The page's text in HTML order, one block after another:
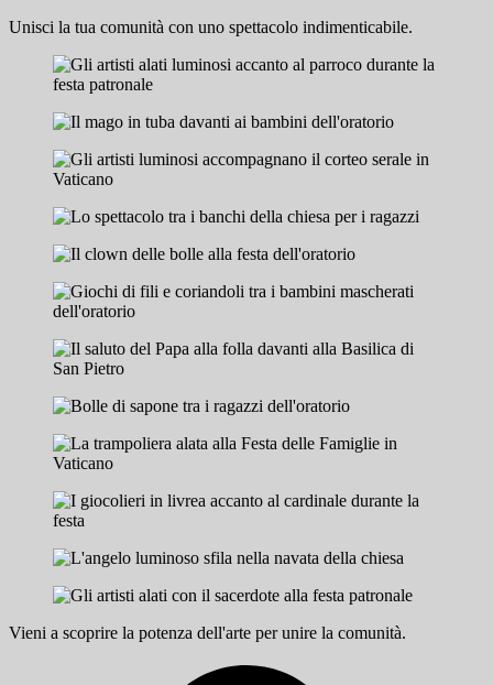
Unisci la tua comunità con uno spettacolo indimenticabile.
Vieni a scoprire la potenza dell'arte per unire la comunità.